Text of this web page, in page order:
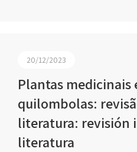
20/12/2023
Plantas medicinais
quilombolas:
literatura: revisión
literatura